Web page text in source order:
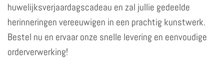
huwelijksverjaardagscadeau en zal jullie gedeelde
herinneringen vereeuwigen in een prachtig kunstwerk.
Bestel nu en ervaar onze snelle levering en eenvoudige
orderverwerking!